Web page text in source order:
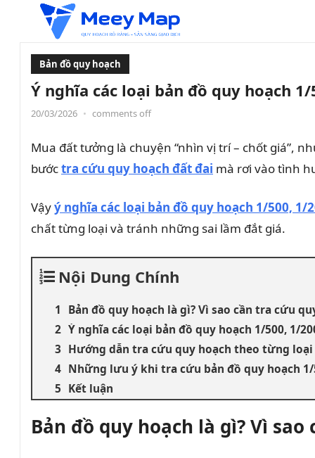
Bản đồ quy hoạch
Ý nghĩa các loại bản đồ quy hoạch
20/03/2026 • comments off
Mua đất tưởng là chuyện “nhìn vị trí – chốt giá”,
bướctra cứu quy hoạch đất đai mà rơi vào tình
Vậyý nghĩa các loại bản đồ quy hoạch 1/500, 1/
chất từng loại và tránh những sai lầm đắt giá.
Nội Dung Chính
Bản đồ quy hoạch là gì? Vì sao cần tra cứu
Ý nghĩa các loại bản đồ quy hoạch 1/500, 1/
Hướng dẫn tra cứu quy hoạch theo từng loại
Những lưu ý khi tra cứu bản đồ quy hoạch 1/
Kết luận
Bản đồ quy hoạch là gì? Vì